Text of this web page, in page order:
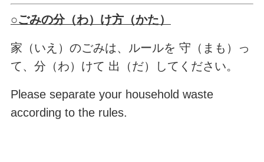
○ごみの分（わ）け方（かた）
家（いえ）のごみは、ルールを 守（まも）っ
て、分（わ）けて 出（だ）してください。
Please separate your household waste
according to the rules.